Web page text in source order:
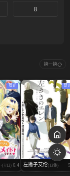
8
换一换
蓝光
(7/12) 6.4
蓝
左撇子艾伦(13集)